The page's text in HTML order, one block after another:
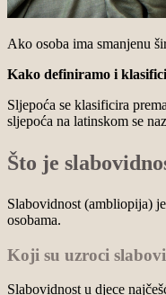
Ako osoba ima smanjenu
Kako definiramo i
Sljepoća se klasificira
sljepoća na latinskom se
Što je
Slabovidnost (ambliopija)
osobama.
Koji su uzroci
Slabovidnost u djece